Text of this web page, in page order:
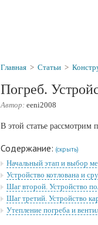
Главная > Статьи >
Погреб.
Автор: eeni2008
В этой статье рассмотрим
Содержание: (скрыть)
Начальный этап и выбор
Устройство котлована и
Шаг второй. Устройство
Шаг третий. Устройство
Утепление погреба и